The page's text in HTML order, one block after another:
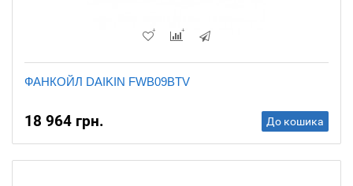
ФАНКОЙЛ DAIKIN FWB09BTV
18 964 грн. До кошика